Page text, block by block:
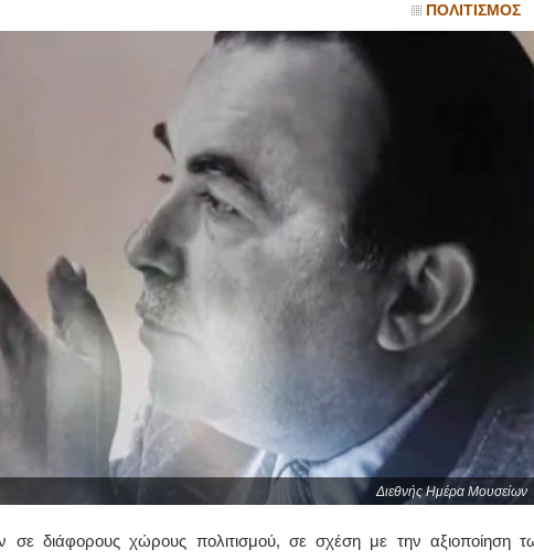
ΠΟΛΙΤΙΣΜΟΣ
Διεθνής Ημέρα Μουσείων
διάφορους χώρους πολιτισμού, σε σχέση με την αξιοποίηση